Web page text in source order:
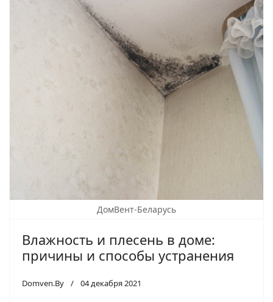
ДомВент-Беларусь
Влажность и плесень в доме:
причины и способы устранения
Domven.By 04 декабря 2021